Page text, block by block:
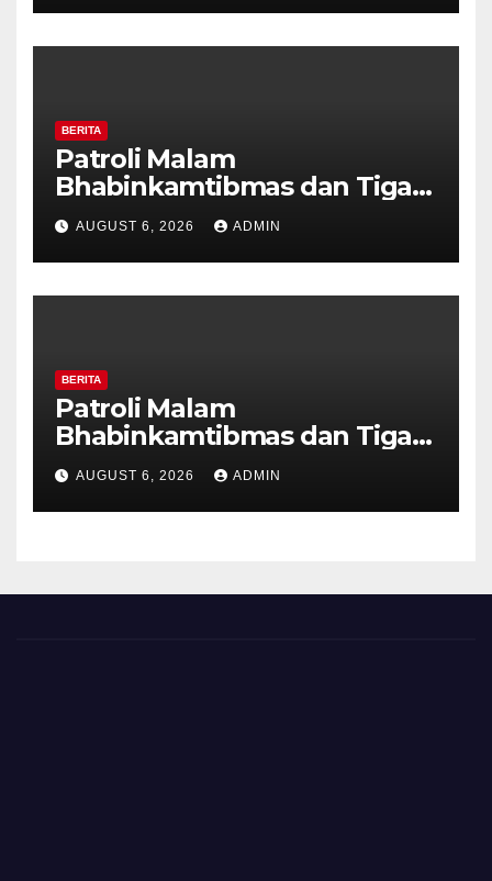
BERITA
Patroli Malam
Bhabinkamtibmas dan Tiga
Pilar Kelurahan Ungaran
Perkuat Kamtibmas, Warga
Diajak Aktifkan Ronda
AUGUST 6, 2026 ADMIN
BERITA
Patroli Malam
Bhabinkamtibmas dan Tiga
Pilar Kelurahan Ungaran
Perkuat Kamtibmas, Warga
Diajak Aktifkan Ronda
AUGUST 6, 2026 ADMIN